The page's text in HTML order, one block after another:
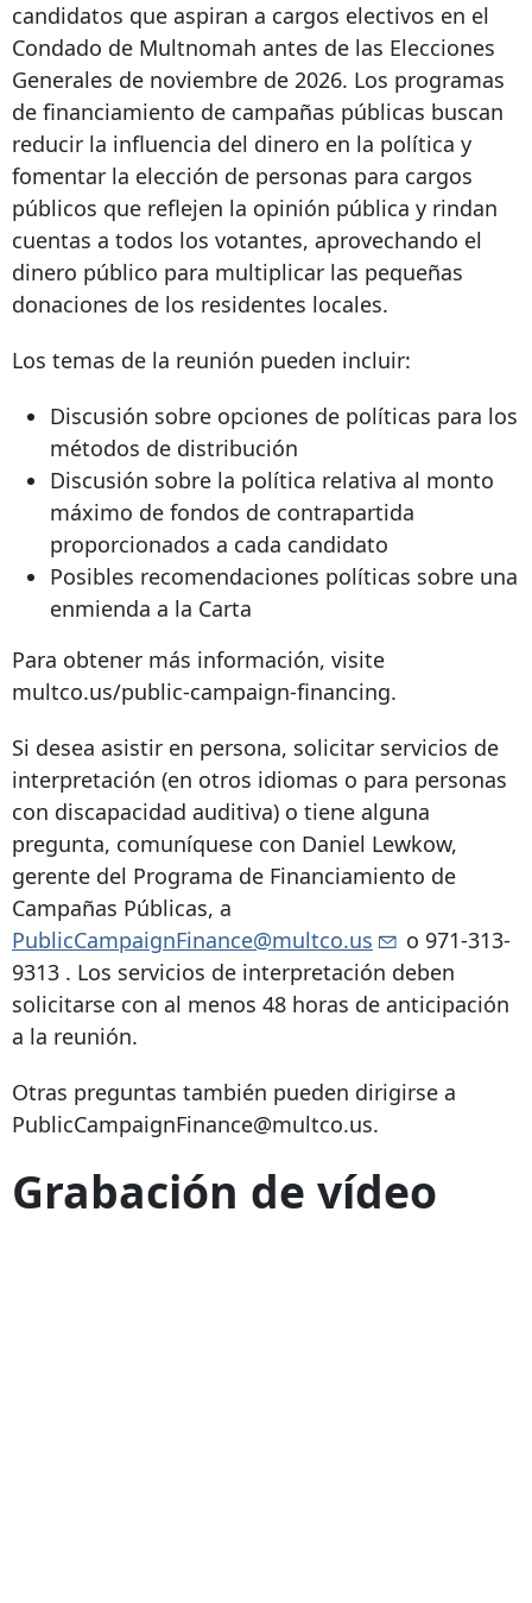
candidatos que aspiran a cargos electivos en el
Condado de Multnomah antes de las Elecciones
Generales de noviembre de 2026. Los programas
de financiamiento de campañas públicas buscan
reducir la influencia del dinero en la política y
fomentar la elección de personas para cargos
públicos que reflejen la opinión pública y rindan
cuentas a todos los votantes, aprovechando el
dinero público para multiplicar las pequeñas
donaciones de los residentes locales.
Los temas de la reunión pueden incluir:
Discusión sobre opciones de políticas para los
métodos de distribución
Discusión sobre la política relativa al monto
máximo de fondos de contrapartida
proporcionados a cada candidato
Posibles recomendaciones políticas sobre una
enmienda a la Carta
Para obtener más información, visite
multco.us/public-campaign-financing.
Si desea asistir en persona, solicitar servicios de
interpretación (en otros idiomas o para personas
con discapacidad auditiva) o tiene alguna
pregunta, comuníquese con Daniel Lewkow,
gerente del Programa de Financiamiento de
Campañas Públicas, a
PublicCampaignFinance@multco.us
o 971-313-
9313 . Los servicios de interpretación deben
solicitarse con al menos 48 horas de anticipación
a la reunión.
Otras preguntas también pueden dirigirse a
PublicCampaignFinance@multco.us.
Grabación de vídeo